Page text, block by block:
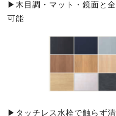
▶木目調・マット・鏡面と
可能
▶タッチレス水栓で触らず